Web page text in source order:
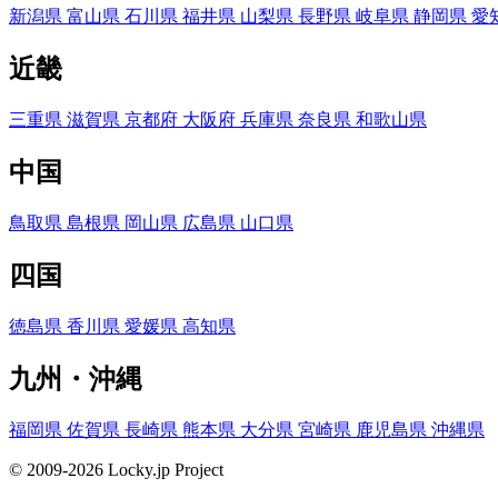
新潟県 富山県 石川県 福井県 山梨県 長野県 岐阜県 静岡県 愛
近畿
三重県 滋賀県 京都府 大阪府 兵庫県 奈良県 和歌山県
中国
鳥取県 島根県 岡山県 広島県 山口県
四国
徳島県 香川県 愛媛県 高知県
九州・沖縄
福岡県 佐賀県 長崎県 熊本県 大分県 宮崎県 鹿児島県 沖縄県
© 2009-2026 Locky.jp Project